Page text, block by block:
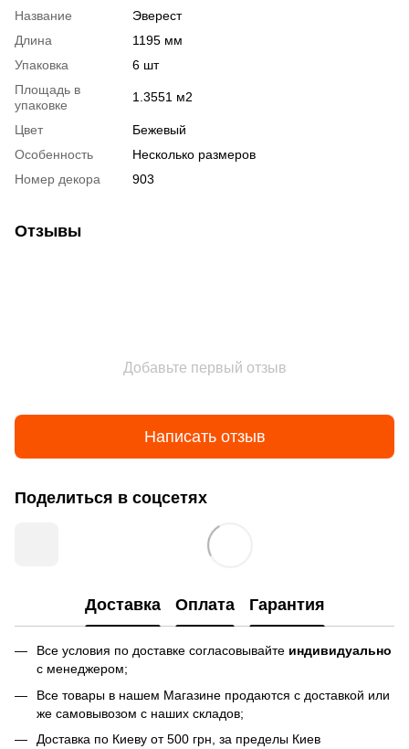
Название
Эверест
Длина
1195 мм
Упаковка
6 шт
Площадь в
упаковке
1.3551 м2
Цвет
Бежевый
Особенность
Несколько размеров
Номер декора
903
Отзывы
Добавьте первый отзыв
Написать отзыв
Поделиться в соцсетях
Доставка Оплата Гарантия
Все условия по доставке согласовывайте индивидуально
с менеджером;
Все товары в нашем Магазине продаются с доставкой или
же самовывозом с наших складов;
Доставка по Киеву от 500 грн, за пределы Киев